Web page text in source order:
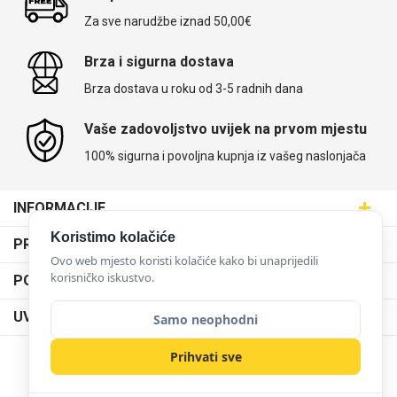
Za sve narudžbe iznad 50,00€
Brza i sigurna dostava
Brza dostava u roku od 3-5 radnih dana
Vaše zadovoljstvo uvijek na prvom mjestu
100% sigurna i povoljna kupnja iz vašeg naslonjača
INFORMACIJE
Maskice.hr - Web trgovina
SVIJET MASKICA d.o.o.
Aleja javora 13, 10000 Zagreb
095 5555 345
prodaja@maskice.hr
PRODAJNA MJESTA
Poslovnica Trešnjevka
Poslovnica Dubrava
PODRŠKA
Dostava
O nama
Karijera u maskice.hr
Postani partner
UVJETI KORIŠTENJA
Klub vjernosti
Obrazac za jednostrani raskid ugovora
NAČINI PLAĆANJA
Koristimo kolačiće
Ovo web mjesto koristi kolačiće kako bi unaprijedili
korisničko iskustvo.
Samo neophodni
Prihvati sve
Sleng Feel Good
Životinjsko carstvo
Svemirska kolekcija Valentinovo
Univerzalne futrole i
Preklopne maskice